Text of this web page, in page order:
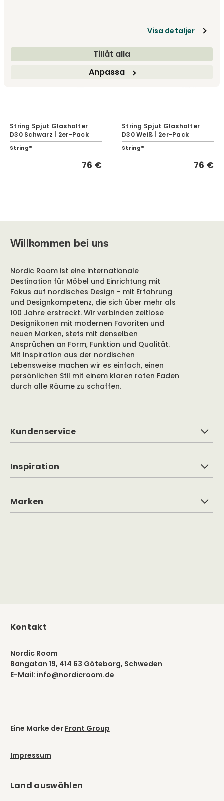
Visa detaljer
Tillåt alla
Anpassa
String Spjut Glashalter
D30 Schwarz | 2er-Pack
String®
76 €
String Spjut Glashalter
D30 Weiß | 2er-Pack
String®
76 €
Willkommen bei uns
Nordic Room ist eine internationale
Destination für Möbel und Einrichtung mit
Fokus auf nordisches Design - mit Erfahrung
und Designkompetenz, die sich über mehr als
100 Jahre erstreckt. Wir verbinden zeitlose
Designikonen mit modernen Favoriten und
neuen Marken, stets mit denselben
Ansprüchen an Form, Funktion und Qualität.
Mit Inspiration aus der nordischen
Lebensweise machen wir es einfach, einen
persönlichen Stil mit einem klaren roten Faden
durch alle Räume zu schaffen.
Kundenservice
Inspiration
Marken
Kontakt
Nordic Room
Bangatan 19, 414 63 Göteborg, Schweden
E-Mail: info@nordicroom.de
Eine Marke der Front Group
Impressum
Land auswählen